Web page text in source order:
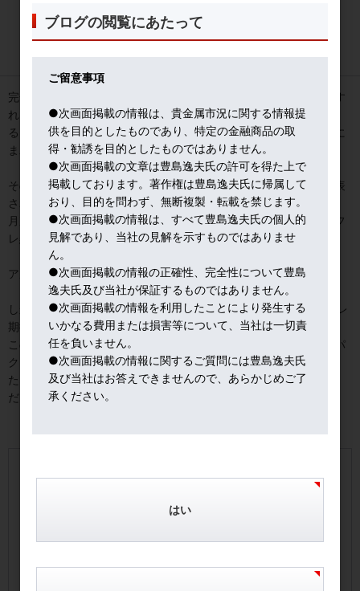
インフレ懸念で金急騰
完全雇用に近い米国経済に、大型減税と大型インフラ投資を注入す
れば、原油価格高騰の中で、過熱によるインフレ懸念が危惧され
る。パウエル新ＦＲＢ議長も、年３回程度の利上げでは、「後手に
まわる」リスクと対峙せねばならない。
そのような市場環境の中で、注目の１月米消費者物価上昇率が発表
された。
月次で見ると、0.5%上昇、コアでも0.2%増から0.3%増は、インフ
レ懸念を連想させる上昇ピッチだ。
アルゴリズムも、瞬間的にドル買い、米株売り注文を発動した。
しかし、年次で見れば、2.1%増、コアで1.8%増は、徐々にインフレ
期待が高まる程度の上昇率だ。
この統計で、パウエル新ＦＲＢが利上げ回数を増やすほどのインパ
クトではない、と判断して、一転ドル売り、米株買いに切り換え
た。イエレン時代の緩やかな利上げピッチ継続が妥当との見立て
だ。
本サイトに掲載の商品毎に所定の手数料・信託報酬等の費
本商品は値動きのある地金等を信託財産としているので、
は変動します。したがって、投資家の皆様の投資元金が保
ブログの閲覧にあたって
ご留意事項
●次画面掲載の情報は、貴金属市況に関する情報提
供を目的としたものであり、特定の金融商品の取
得・勧誘を目的としたものではありません。
●次画面掲載の文章は豊島逸夫氏の許可を得た上で
掲載しております。著作権は豊島逸夫氏に帰属して
おり、目的を問わず、無断複製・転載を禁じます。
●次画面掲載の情報は、すべて豊島逸夫氏の個人的
見解であり、当社の見解を示すものではありませ
ん。
●次画面掲載の情報の正確性、完全性について豊島
逸夫氏及び当社が保証するものではありません。
●次画面掲載の情報を利用したことにより発生する
いかなる費用または損害等について、当社は一切責
任を負いません。
●次画面掲載の情報に関するご質問には豊島逸夫氏
及び当社はお答えできませんので、あらかじめご了
承ください。
はい